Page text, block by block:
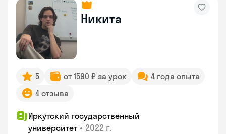
Никита
5 от 1590 ₽ за урок
4 года опыта
4 отзыва
Иркутский государственный
университет • 2022 г.